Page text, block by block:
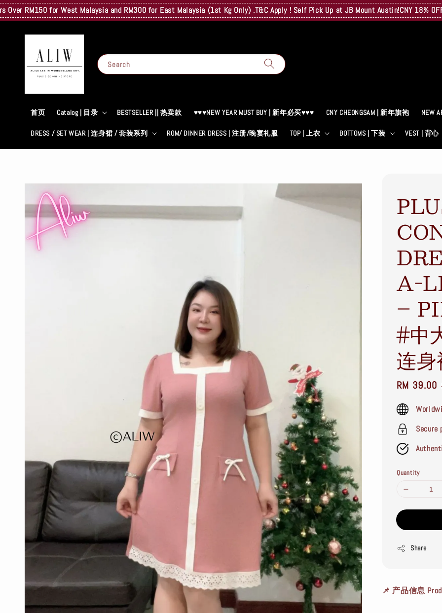
RM150 for West Malaysia and RM300 for East Malaysia (1st Kg Only) .T&C Apply ! Self Pick Up at JB Mount Austin!CNY 18% OFF! A
Search
首页 Catalog | 目录 BESTSELLER || 热卖款 ♥♥♥NEW YEAR MUST BUY | 新年必买♥♥♥ CNY CHEONGSAM | 新年旗袍 NEW
DRESS / SET WEAR | 连身裙 / 套装系列 ROM/ DINNER DRESS | 注册/晚宴礼服 TOP | 上衣 BOTTOMS | 下装 VEST | 背心
A-
–
#中
连
Sale
RM 39.00
Secure
Quantity
Share
📌 产品信息